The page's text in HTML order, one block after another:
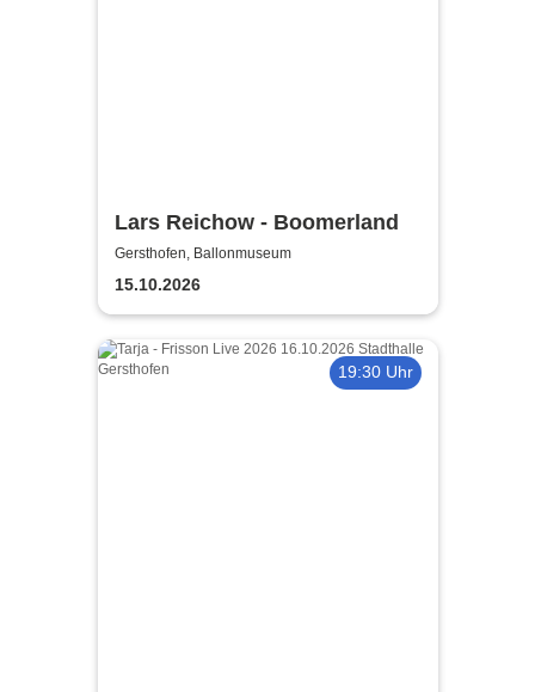
Lars Reichow - Boomerland
Gersthofen, Ballonmuseum
15.10.2026
19:30 Uhr